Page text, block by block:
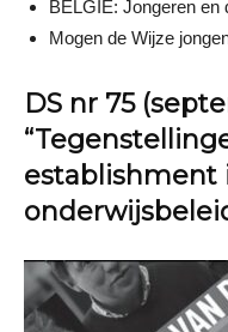
BELGIË: Jongeren en
Mogen de Wijze
DS nr 75
establishment